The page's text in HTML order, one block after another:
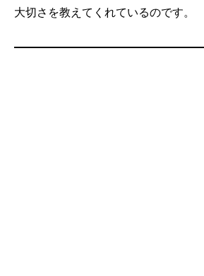
大切さを教えてくれているのです。